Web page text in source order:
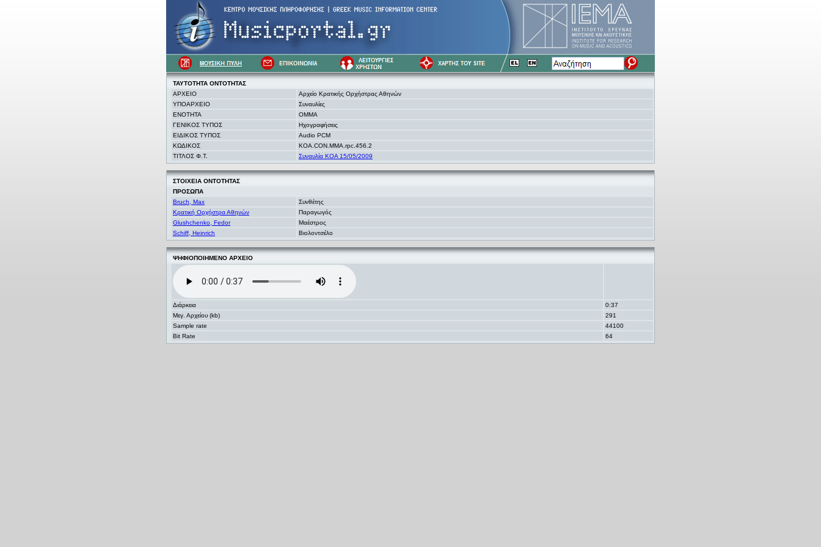
ΤΑΥΤΟΤΗΤΑ ΟΝΤΟΤΗΤΑΣ
ΑΡΧΕΙΟ
Αρχείο Κρατικής Ορχήστρας Αθηνών
ΥΠΟΑΡΧΕΙΟ
Συναυλίες
ΕΝΟΤΗΤΑ
OMMA
ΓΕΝΙΚΟΣ ΤΥΠΟΣ
Ηχογραφήσεις
ΕΙΔΙΚΟΣ ΤΥΠΟΣ
Audio PCM
ΚΩΔΙΚΟΣ
KOA.CON.MMA.rpc.456.2
ΤΙΤΛΟΣ Φ.Τ.
Συναυλία ΚΟΑ 15/05/2009
ΣΤΟΙΧΕΙΑ ΟΝΤΟΤΗΤΑΣ
ΠΡΟΣΩΠΑ
Bruch, Max
Συνθέτης
Κρατική Ορχήστρα Αθηνών
Παραγωγός
Glushchenko, Fedor
Μαέστρος
Schiff, Heinrich
Βιολοντσέλο
ΨΗΦΙΟΠΟΙΗΜΕΝΟ ΑΡΧΕΙΟ
Διάρκεια
0:37
Μεγ. Αρχείου (kb)
291
Sample rate
44100
Bit Rate
64